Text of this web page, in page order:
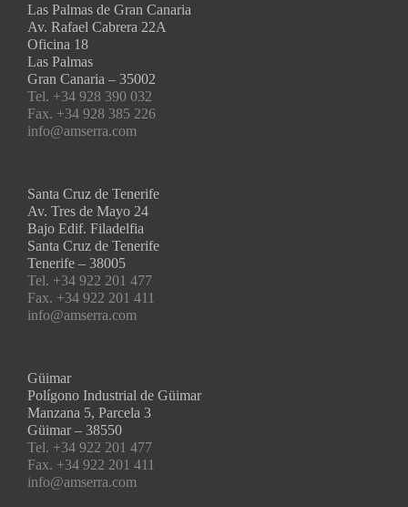
Las Palmas de Gran Canaria
Av. Rafael Cabrera 22A
Oficina 18
Las Palmas
Gran Canaria – 35002
Tel. +34 928 390 032
Fax. +34 928 385 226
info@amserra.com
Santa Cruz de Tenerife
Av. Tres de Mayo 24
Bajo Edif. Filadelfia
Santa Cruz de Tenerife
Tenerife – 38005
Tel. +34 922 201 477
Fax. +34 922 201 411
info@amserra.com
Güimar
Polígono Industrial de Güimar
Manzana 5, Parcela 3
Güimar – 38550
Tel. +34 922 201 477
Fax. +34 922 201 411
info@amserra.com